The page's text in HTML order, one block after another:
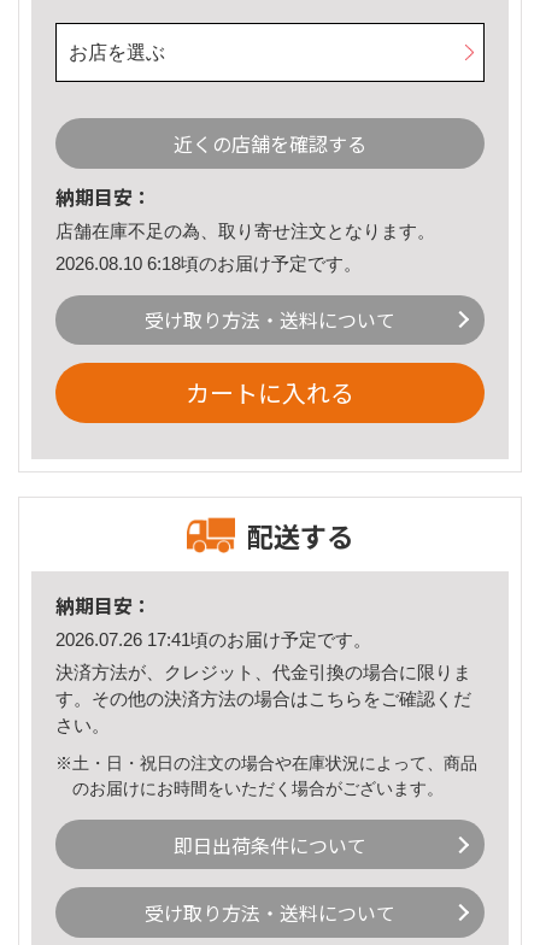
お店を選ぶ
近くの店舗を確認する
納期目安：
店舗在庫不足の為、取り寄せ注文となります。
2026.08.10 6:18頃のお届け予定です。
受け取り方法・送料について
カートに入れる
配送する
納期目安：
2026.07.26 17:41頃のお届け予定です。
決済方法が、クレジット、代金引換の場合に限りま
す。その他の決済方法の場合はこちら をご確認くだ
さい。
※土・日・祝日の注文の場合や在庫状況によって、商品
のお届けにお時間をいただく場合がございます。
即日出荷条件について
受け取り方法・送料について